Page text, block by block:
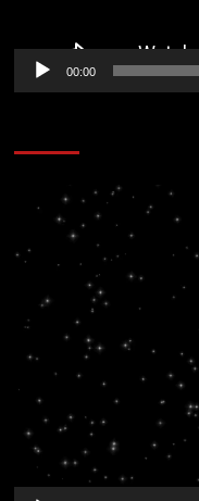
00:00
Reproductor
vídeo